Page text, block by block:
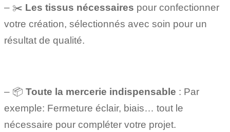
– ✂️ Les tissus nécessaires pour confectionner
votre création, sélectionnés avec soin pour un
résultat de qualité.
– 📦 Toute la mercerie indispensable : Par
exemple: Fermeture éclair, biais… tout le
nécessaire pour compléter votre projet.